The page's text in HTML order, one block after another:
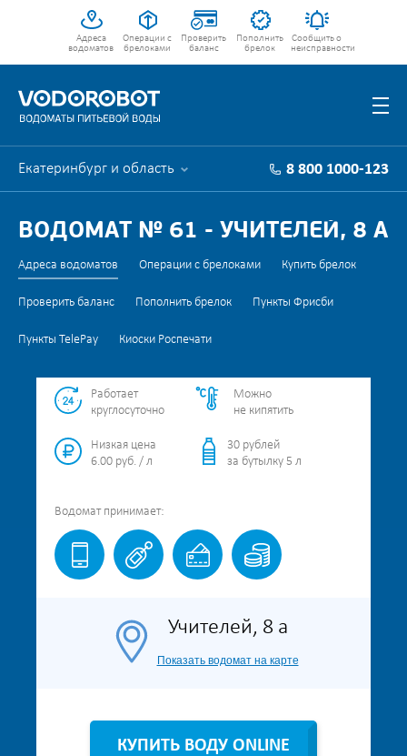
Адреса
водоматов
Операции с
брелоками
Проверить
баланс
Пополнить
брелок
Сообщить о
неисправности
Екатеринбург и область 8 800 1000-123
ВОДОМАТ № 61 - УЧИТЕЛЕЙ, 8 А
Адреса водоматов Операции с брелоками Купить брелок
Проверить баланс Пополнить брелок Пункты Фрисби
Пункты TelePay Киоски Роспечати
Работает
круглосуточно
Можно
не кипятить
Низкая цена
6.00 руб. / л
30 рублей
за бутылку 5 л
Водомат принимает:
Учителей, 8 а
Показать водомат на карте
КУПИТЬ ВОДУ ONLINE